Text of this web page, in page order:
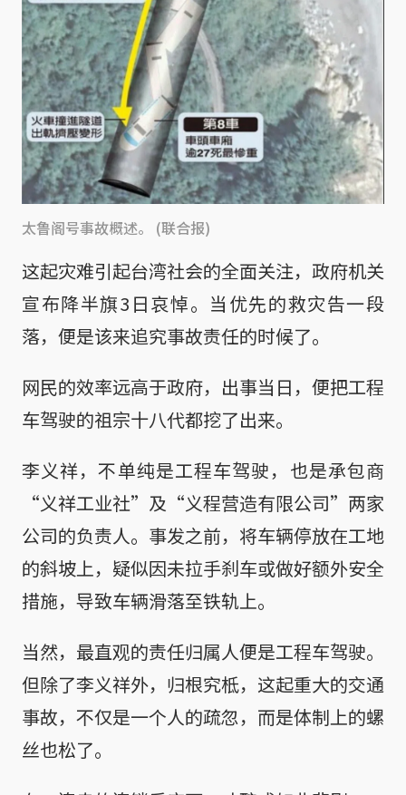
太鲁阁号事故概述。 (联合报)
这起灾难引起台湾社会的全面关注，政府机关
宣布降半旗3日哀悼。当优先的救灾告一段
落，便是该来追究事故责任的时候了。
网民的效率远高于政府，出事当日，便把工程
车驾驶的祖宗十八代都挖了出来。
李义祥，不单纯是工程车驾驶，也是承包商
“义祥工业社”及“义程营造有限公司”两家
公司的负责人。事发之前，将车辆停放在工地
的斜坡上，疑似因未拉手刹车或做好额外安全
措施，导致车辆滑落至铁轨上。
当然，最直观的责任归属人便是工程车驾驶。
但除了李义祥外，归根究柢，这起重大的交通
事故，不仅是一个人的疏忽，而是体制上的螺
丝也松了。